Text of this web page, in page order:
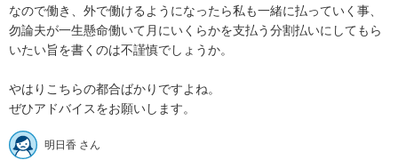
なので働き、外で働けるようになったら私も一緒に払っていく事、
勿論夫が一生懸命働いて月にいくらかを支払う分割払いにしてもら
いたい旨を書くのは不謹慎でしょうか。
やはりこちらの都合ばかりですよね。
ぜひアドバイスをお願いします。
明日香 さん